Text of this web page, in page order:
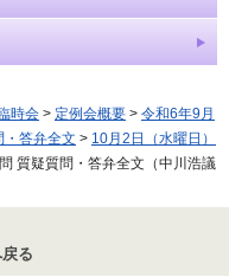
時会 > 定例会概要 > 令和6年9月
答弁全文 > 10月2日（水曜日）
質疑質問・答弁全文（中川浩議
る